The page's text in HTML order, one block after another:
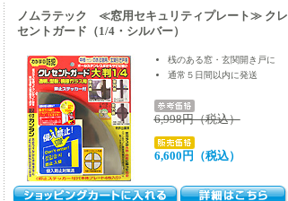
ノムラテック ≪窓用セキュリティプレート≫ クレ
セントガード（1/4・シルバー）
桟のある窓・玄関開き戸に
通常５日間以内に発送
6,998円（税込）
6,600円（税込）